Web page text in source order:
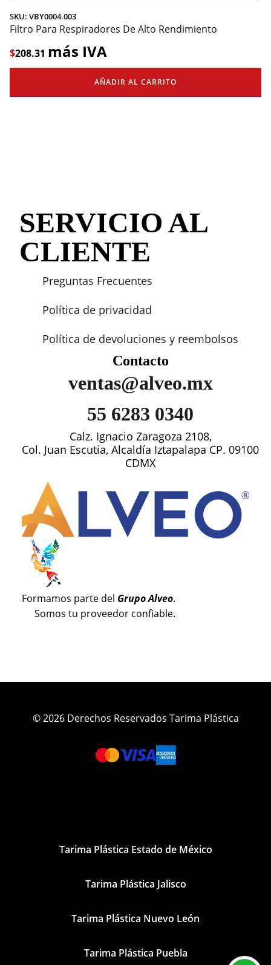
SKU: VBY0004.003
Filtro Para Respiradores De Alto Rendimiento
$208.31 más IVA
AÑADIR AL CARRITO
SERVICIO AL
CLIENTE
Preguntas Frecuentes
Política de privacidad
Política de devoluciones y reembolsos
Contacto
ventas@alveo.mx
55 6283 0340
Calz. Ignacio Zaragoza 2108,
Col. Juan Escutia, Alcaldía Iztapalapa CP. 09100
CDMX
Formamos parte del Grupo Alveo.
Somos tu proveedor confiable.
© 2026 Derechos Reservados Tarima Plástica
Tarima Plástica Estado de México
Tarima Plástica Jalisco
Tarima Plástica Nuevo León
Tarima Plástica Puebla